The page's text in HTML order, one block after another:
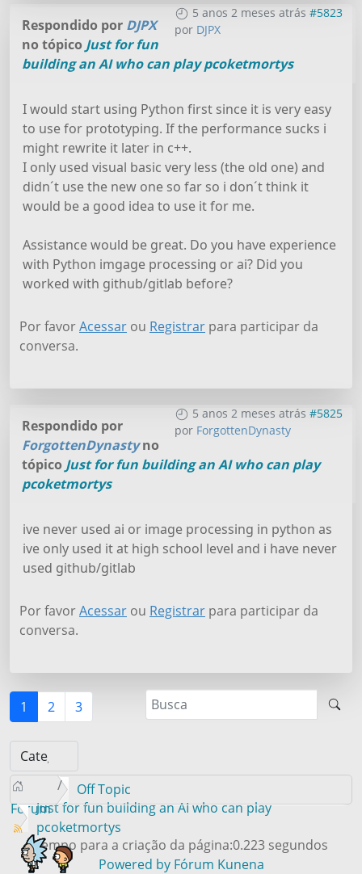
5 anos 2 meses atrás #5823
por DJPX
Respondido por DJPX
no tópico Just for fun
building an AI who can play pcoketmortys
I would start using Python first since it is very easy
to use for prototyping. If the performance sucks i
might rewrite it later in c++.
I only used visual basic very less (the old one) and
didn´t use the new one so far so i don´t think it
would be a good idea to use it for me.
Assistance would be great. Do you have experience
with Python imgage processing or ai? Did you
worked with github/gitlab before?
Por favorAcessar ou Registrar para participar da
conversa.
5 anos 2 meses atrás #5825
por ForgottenDynasty
Respondido por
ForgottenDynastyno
tópico Just for fun building an AI who can play
pcoketmortys
ive never used ai or image processing in python as
ive only used it at high school level and i have never
used github/gitlab
Por favorAcessar ou Registrar para participar da
conversa.
1 2 3
Forum
Off Topic
Just for fun building an AI who can play
pcoketmortys
Tempo para a criação da página:0.223 segundos
Powered by Fórum Kunena